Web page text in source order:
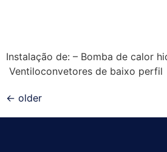
Instalação de: – Bomba de calor
Ventiloconvetores de baixo perfil
← older